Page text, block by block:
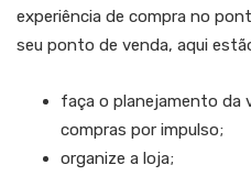
experiência de compra no
seu ponto de venda, aqui
faça o planejamento da
compras por impulso;
organize a loja;